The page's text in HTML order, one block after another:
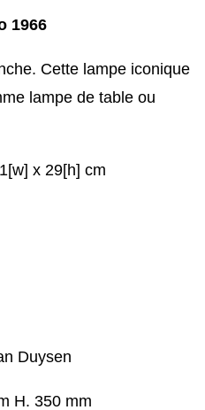
1966
Cette lampe iconique
lampe de table ou
x 29[h] cm
Duysen
H. 350 mm